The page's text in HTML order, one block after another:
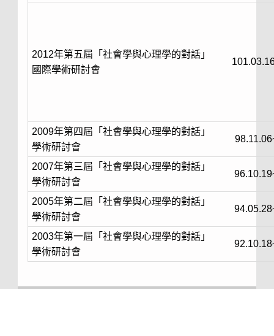
2012年第五屆「社會學與心理學的對話」
國際學術研討會
2009年第四屆「社會學與心理學的對話」
學術研討會
2007年第三屆「社會學與心理學的對話」
學術研討會
2005年第二屆「社會學與心理學的對話」
學術研討會
2003年第一屆「社會學與心理學的對話」
學術研討會